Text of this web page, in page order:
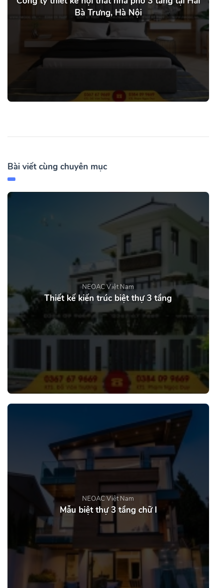
Bà Trưng, Hà Nội
Bài viết cùng chuyên mục
NEOAC Việt Nam
Thiết kế kiến trúc biệt thự 3 tầng
NEOAC Việt Nam
Mẫu biệt thự 3 tầng chữ l